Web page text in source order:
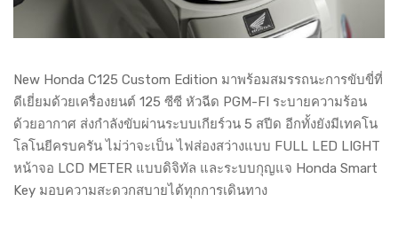
New Honda C125 Custom Edition มาพร้อมสมรรถนะการขับขี่ที่
ดีเยี่ยมด้วยเครื่องยนต์ 125 ซีซี หัวฉีด PGM-FI ระบายความร้อน
ด้วยอากาศ ส่งกำลังขับผ่านระบบเกียร์วน 5 สปีด อีกทั้งยังมีเทคโน
โลโนยีครบครัน ไม่ว่าจะเป็น ไฟส่องสว่างแบบ FULL LED LIGHT
หน้าจอ LCD METER แบบดิจิทัล และระบบกุญแจ Honda Smart
Key มอบความสะดวกสบายได้ทุกการเดินทาง